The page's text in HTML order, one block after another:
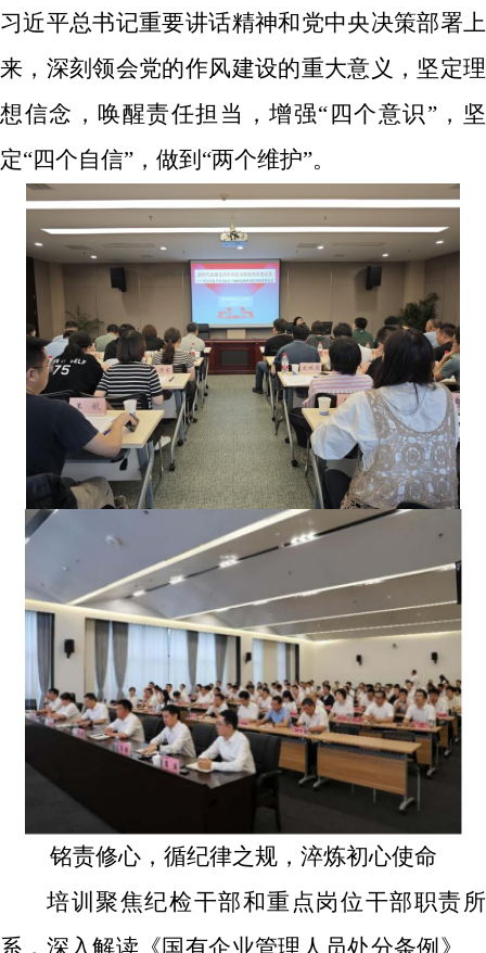
习近平总书记重要讲话精神和党中央决策部署上
来，深刻领会党的作风建设的重大意义，坚定理
想信念，唤醒责任担当，增强“四个意识”，坚
定“四个自信”，做到“两个维护”。
铭责修心，循纪律之规，淬炼初心使命
培训聚焦纪检干部和重点岗位干部职责所
系 ，深入解读《国有企业管理人员处分条例》